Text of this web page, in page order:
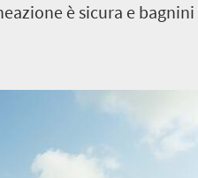
è sicura e